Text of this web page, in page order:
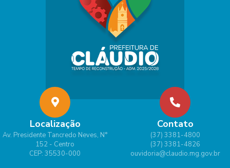
Localização
Av. Presidente Tancredo Neves, N°
152 - Centro
CEP: 35530-000
Contato
(37) 3381-4800
(37) 3381-4826
ouvidoria@claudio.mg.gov.br